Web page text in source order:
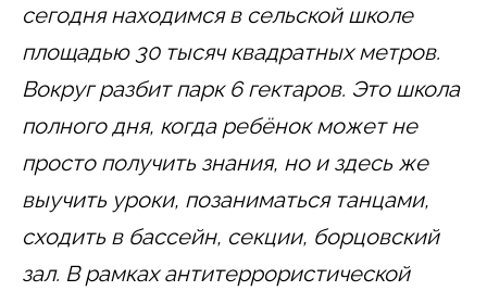
сегодня находимся в сельской школе
площадью 30 тысяч квадратных метров.
Вокруг разбит парк 6 гектаров. Это школа
полного дня, когда ребёнок может не
просто получить знания, но и здесь же
выучить уроки, позаниматься танцами,
сходить в бассейн, секции, борцовский
зал. В рамках антитеррористической